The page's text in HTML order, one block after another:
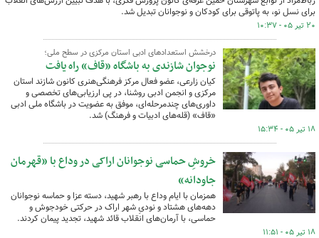
برای نسل نو، به پاتوقی برای کودکان و نوجوانان تبدیل شد.
۲۰ تیر ۰۵ - ۱۰:۳۷
درخشش استعدادهای ادبی استان مرکزی در سطح ملی؛
نوجوان شازندی به باشگاه «قاف» راه یافت
کیان زارعی، عضو فعال مرکز فرهنگی‌هنری کانون شازند استان
مرکزی و انجمن ادبی روشنا، در پی ارزیابی‌های تخصصی و
داوری‌های چندمرحله‌ای، موفق به عضویت در باشگاه ملی ادبی
«قاف» (قله‌های ادبیات و فرهنگ) شد.
۱۸ تیر ۰۵ - ۱۵:۳۴
خروشِ حماسی نوجوانان اراکی در وداع با «قهرمان
جاودانه»
همزمان با ایام وداع با رهبر شهید، دسته عزا و حماسه نوجوانان
دهه‌های هشتاد و نودیِ شهر اراک در حرکتی خودجوش و
حماسی، با آرمان‌های انقلاب قائد شهید، تجدید پیمان کردند.
۱۸ تیر ۰۵ - ۱۱:۵۱